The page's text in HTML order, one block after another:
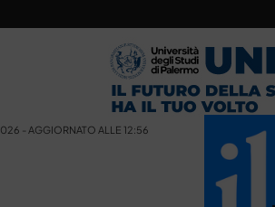
- AGGIORNATO ALLE 12:56